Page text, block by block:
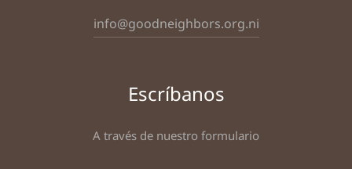
info@goodneighbors.org.ni
Escríbanos
A través de nuestro formulario